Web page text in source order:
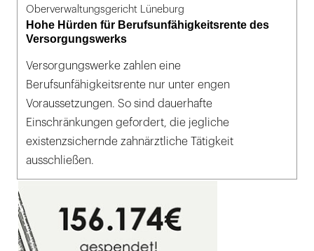
Oberverwaltungsgericht Lüneburg
Hohe Hürden für Berufsunfähigkeitsrente des
Versorgungswerks
Versorgungswerke zahlen eine
Berufsunfähigkeitsrente nur unter engen
Voraussetzungen. So sind dauerhafte
Einschränkungen gefordert, die jegliche
existenzsichernde zahnärztliche Tätigkeit
ausschließen.